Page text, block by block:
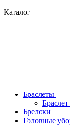
Каталог
Браслеты
Брелоки
Головные